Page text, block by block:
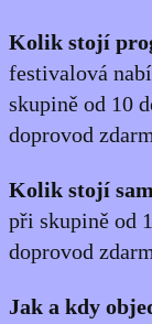
Kolik stojí
festivalová
skupině od 10
doprovod
Kolik stojí
při skupině od
doprovod
Jak a kdy